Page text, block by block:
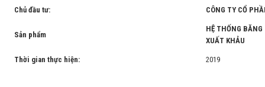
Chủ đầu tư: CÔNG TY CỔ
Sản phẩm
HỆ THỐNG
XUẤT KHẢU
Thời gian thực hiện: 2019